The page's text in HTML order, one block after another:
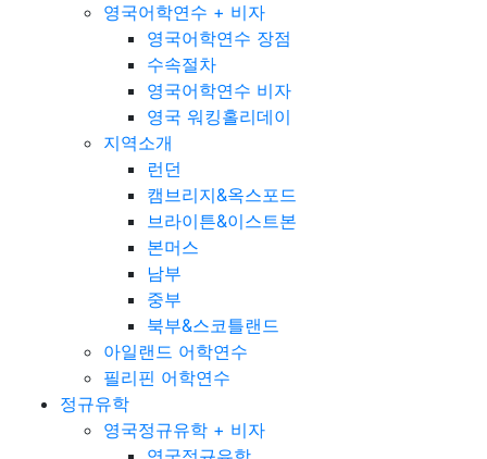
영국어학연수 + 비자
영국어학연수 장점
수속절차
영국어학연수 비자
영국 워킹홀리데이
지역소개
런던
캠브리지&옥스포드
브라이튼&이스트본
본머스
남부
중부
북부&스코틀랜드
아일랜드 어학연수
필리핀 어학연수
정규유학
영국정규유학 + 비자